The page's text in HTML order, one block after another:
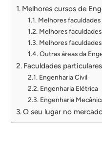
Melhores cursos de
Melhores
Melhores
Melhores
Outras áreas da
Faculdades
Engenharia Civil
Engenharia Elétrica
Engenharia
O seu lugar no